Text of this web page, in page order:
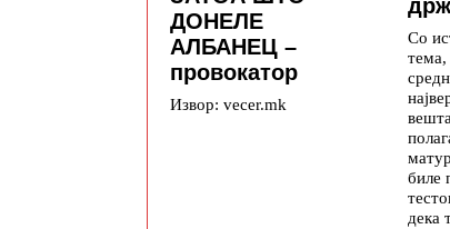
ДОНЕЛЕ
АЛБАНЕЦ –
провокатор
Извор: vecer.mk
Со
тема,
биле
дека